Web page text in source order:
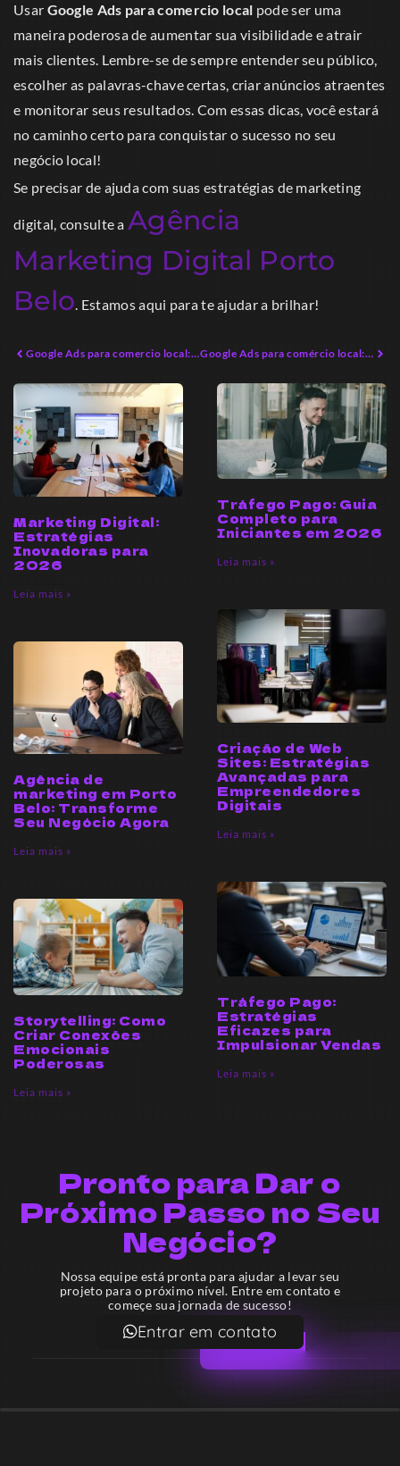
Usar Google Ads para comercio local pode ser uma
maneira poderosa de aumentar sua visibilidade e atrair
mais clientes. Lembre-se de sempre entender seu público,
escolher as palavras-chave certas, criar anúncios atraentes
e monitorar seus resultados. Com essas dicas, você estará
no caminho certo para conquistar o sucesso no seu
negócio local!
Se precisar de ajuda com suas estratégias de marketing
digital, consulte aAgência
Marketing Digital Porto
Belo. Estamos aqui para te ajudar a brilhar!
Google Ads para comercio local: Estratégias Inovadoras em 2026 Google Ads para comércio local: Estratégias de Impacto em 2026
Marketing Digital:
Estratégias
Inovadoras para
2026
Leia mais »
Tráfego Pago: Guia
Completo para
Iniciantes em 2026
Leia mais »
Agência de
marketing em Porto
Belo: Transforme
Seu Negócio Agora
Leia mais »
Criação de Web
Sites: Estratégias
Avançadas para
Empreendedores
Digitais
Leia mais »
Storytelling: Como
Criar Conexões
Emocionais
Poderosas
Leia mais »
Tráfego Pago:
Estratégias
Eficazes para
Impulsionar Vendas
Leia mais »
Pronto para Dar o
Próximo Passo no Seu
Negócio?
Nossa equipe está pronta para ajudar a levar seu
projeto para o próximo nível. Entre em contato e
começe sua jornada de sucesso!
Entrar em contato